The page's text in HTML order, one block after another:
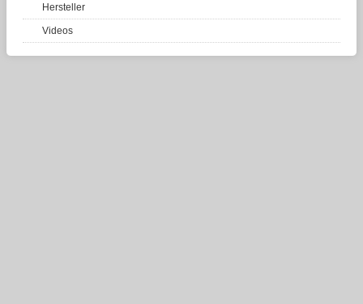
Hersteller
Videos